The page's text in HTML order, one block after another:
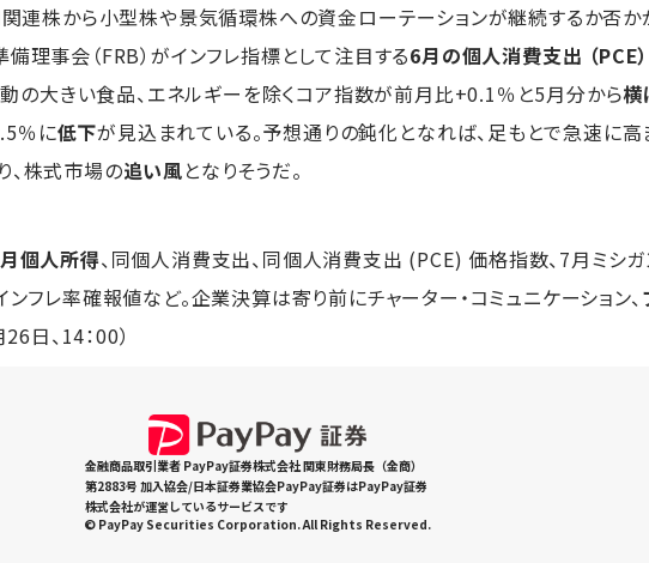
連株から小型株や景気循環株への資金ローテーションが継続するか否か
理事会（FRB）がインフレ指標として注目する6月の個人消費支出 （PCE
の大きい食品、エネルギーを除くコア指数が前月比+0.1％と5月分から横
％に低下が見込まれている。予想通りの鈍化となれば、足もとで急速に高
、株式市場の追い風となりそうだ。
個人所得、同個人消費支出、同個人消費支出 (PCE) 価格指数、7月ミシ
フレ率確報値など。企業決算は寄り前にチャーター・コミュニケーション、
日、14：00）
金融商品取引業者 PayPay証券株式会社 関東財務局長（金商）
第2883号 加入協会/日本証券業協会PayPay証券はPayPay証券
株式会社が運営しているサービスです
© PayPay Securities Corporation. All Rights Reserved.